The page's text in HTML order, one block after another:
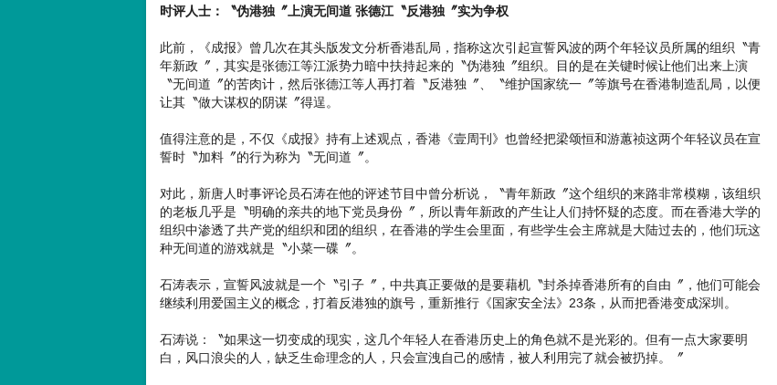
时评人士：〝伪港独〞上演无间道 张德江〝反港独〞实为争权
此前，《成报》曾几次在其头版发文分析香港乱局，指称这次引起宣誓风波的两个年轻议员所属的组织〝青
年新政〞，其实是张德江等江派势力暗中扶持起来的〝伪港独〞组织。目的是在关键时候让他们出来上演
〝无间道〞的苦肉计，然后张德江等人再打着〝反港独〞、〝维护国家统一〞等旗号在香港制造乱局，以便
让其〝做大谋权的阴谋〞得逞。
值得注意的是，不仅《成报》持有上述观点，香港《壹周刊》也曾经把梁颂恒和游蕙祯这两个年轻议员在宣
誓时〝加料〞的行为称为〝无间道〞。
对此，新唐人时事评论员石涛在他的评述节目中曾分析说，〝青年新政〞这个组织的来路非常模糊，该组织
的老板几乎是〝明确的亲共的地下党员身份〞，所以青年新政的产生让人们持怀疑的态度。而在香港大学的
组织中渗透了共产党的组织和团的组织，在香港的学生会里面，有些学生会主席就是大陆过去的，他们玩这
种无间道的游戏就是〝小菜一碟〞。
石涛表示，宣誓风波就是一个〝引子〞，中共真正要做的是要藉机〝封杀掉香港所有的自由〞，他们可能会
继续利用爱国主义的概念，打着反港独的旗号，重新推行《国家安全法》23条，从而把香港变成深圳。
石涛说：〝如果这一切变成的现实，这几个年轻人在香港历史上的角色就不是光彩的。但有一点大家要明
白，风口浪尖的人，缺乏生命理念的人，只会宣洩自己的感情，被人利用完了就会被扔掉。〞